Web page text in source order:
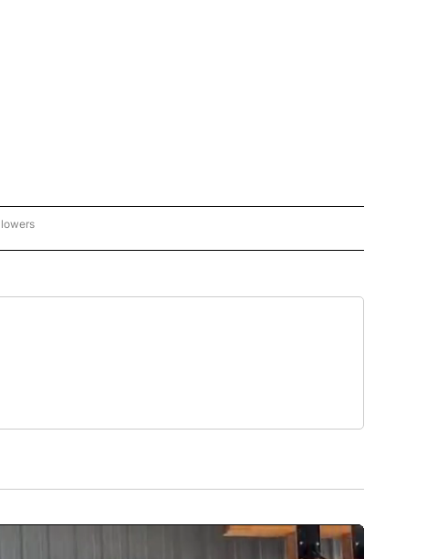
SPANISH" TO RECEIVE NOTIFICATIONS ABOUT NEW PAGES ON "CNN-SPANISH".